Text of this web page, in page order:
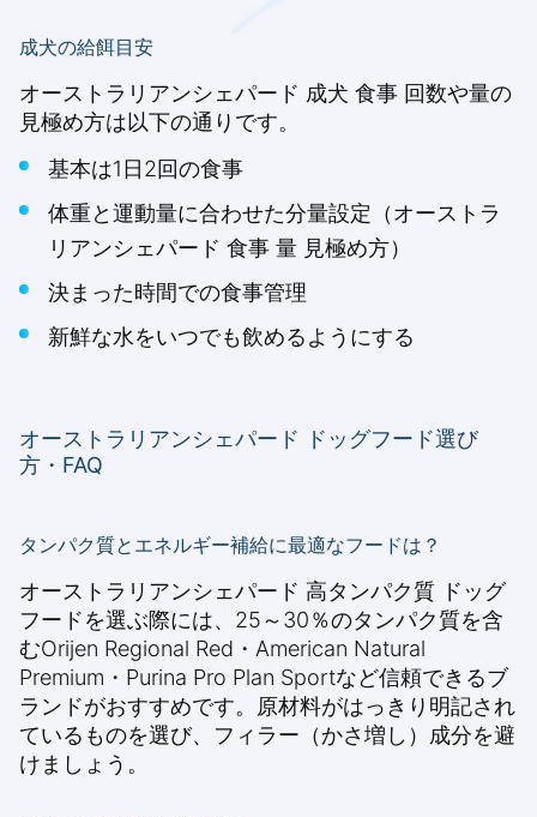
成犬の給餌目安
オーストラリアンシェパード 成犬 食事 回数や量の
見極め方は以下の通りです。
基本は1日2回の食事
体重と運動量に合わせた分量設定（オーストラ
リアンシェパード 食事 量 見極め方）
決まった時間での食事管理
新鮮な水をいつでも飲めるようにする
オーストラリアンシェパード ドッグフード選び
方・FAQ
タンパク質とエネルギー補給に最適なフードは？
オーストラリアンシェパード 高タンパク質 ドッグ
フードを選ぶ際には、25～30％のタンパク質を含
むOrijen Regional Red・American Natural
Premium・Purina Pro Plan Sportなど信頼できるブ
ランドがおすすめです。原材料がはっきり明記され
ているものを選び、フィラー（かさ増し）成分を避
けましょう。